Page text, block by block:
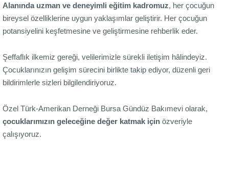
Alanında uzman ve deneyimli eğitim kadromuz, her çocuğun
bireysel özelliklerine uygun yaklaşımlar geliştirir. Her çocuğun
potansiyelini keşfetmesine ve geliştirmesine rehberlik eder.
Şeffaflık ilkemiz gereği, velilerimizle sürekli iletişim hâlindeyiz.
Çocuklarınızın gelişim sürecini birlikte takip ediyor, düzenli geri
bildirimlerle sizleri bilgilendiriyoruz.
Özel Türk-Amerikan Derneği Bursa Gündüz Bakımevi olarak,
çocuklarımızın geleceğine değer katmak için özveriyle
çalışıyoruz.